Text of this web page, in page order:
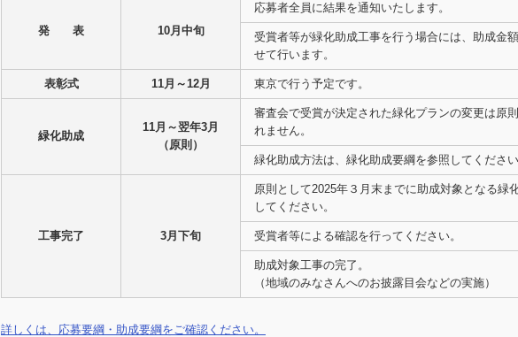
発 表 10月中旬
応募者全員に結果を通知いたします。
受賞者等が緑化助成工事を行う場合には、助成金
せて行います。
表彰式 11月～12月 東京で行う予定です。
緑化助成
11月～翌年3月
（原則）
審査会で受賞が決定された緑化プランの変更は原
れません。
緑化助成方法は、緑化助成要綱を参照してください
工事完了 3月下旬
原則として2025年３月末までに助成対象となる緑
してください。
受賞者等による確認を行ってください。
助成対象工事の完了。
（地域のみなさんへのお披露目会などの実施）
詳しくは、応募要綱・助成要綱をご確認ください。